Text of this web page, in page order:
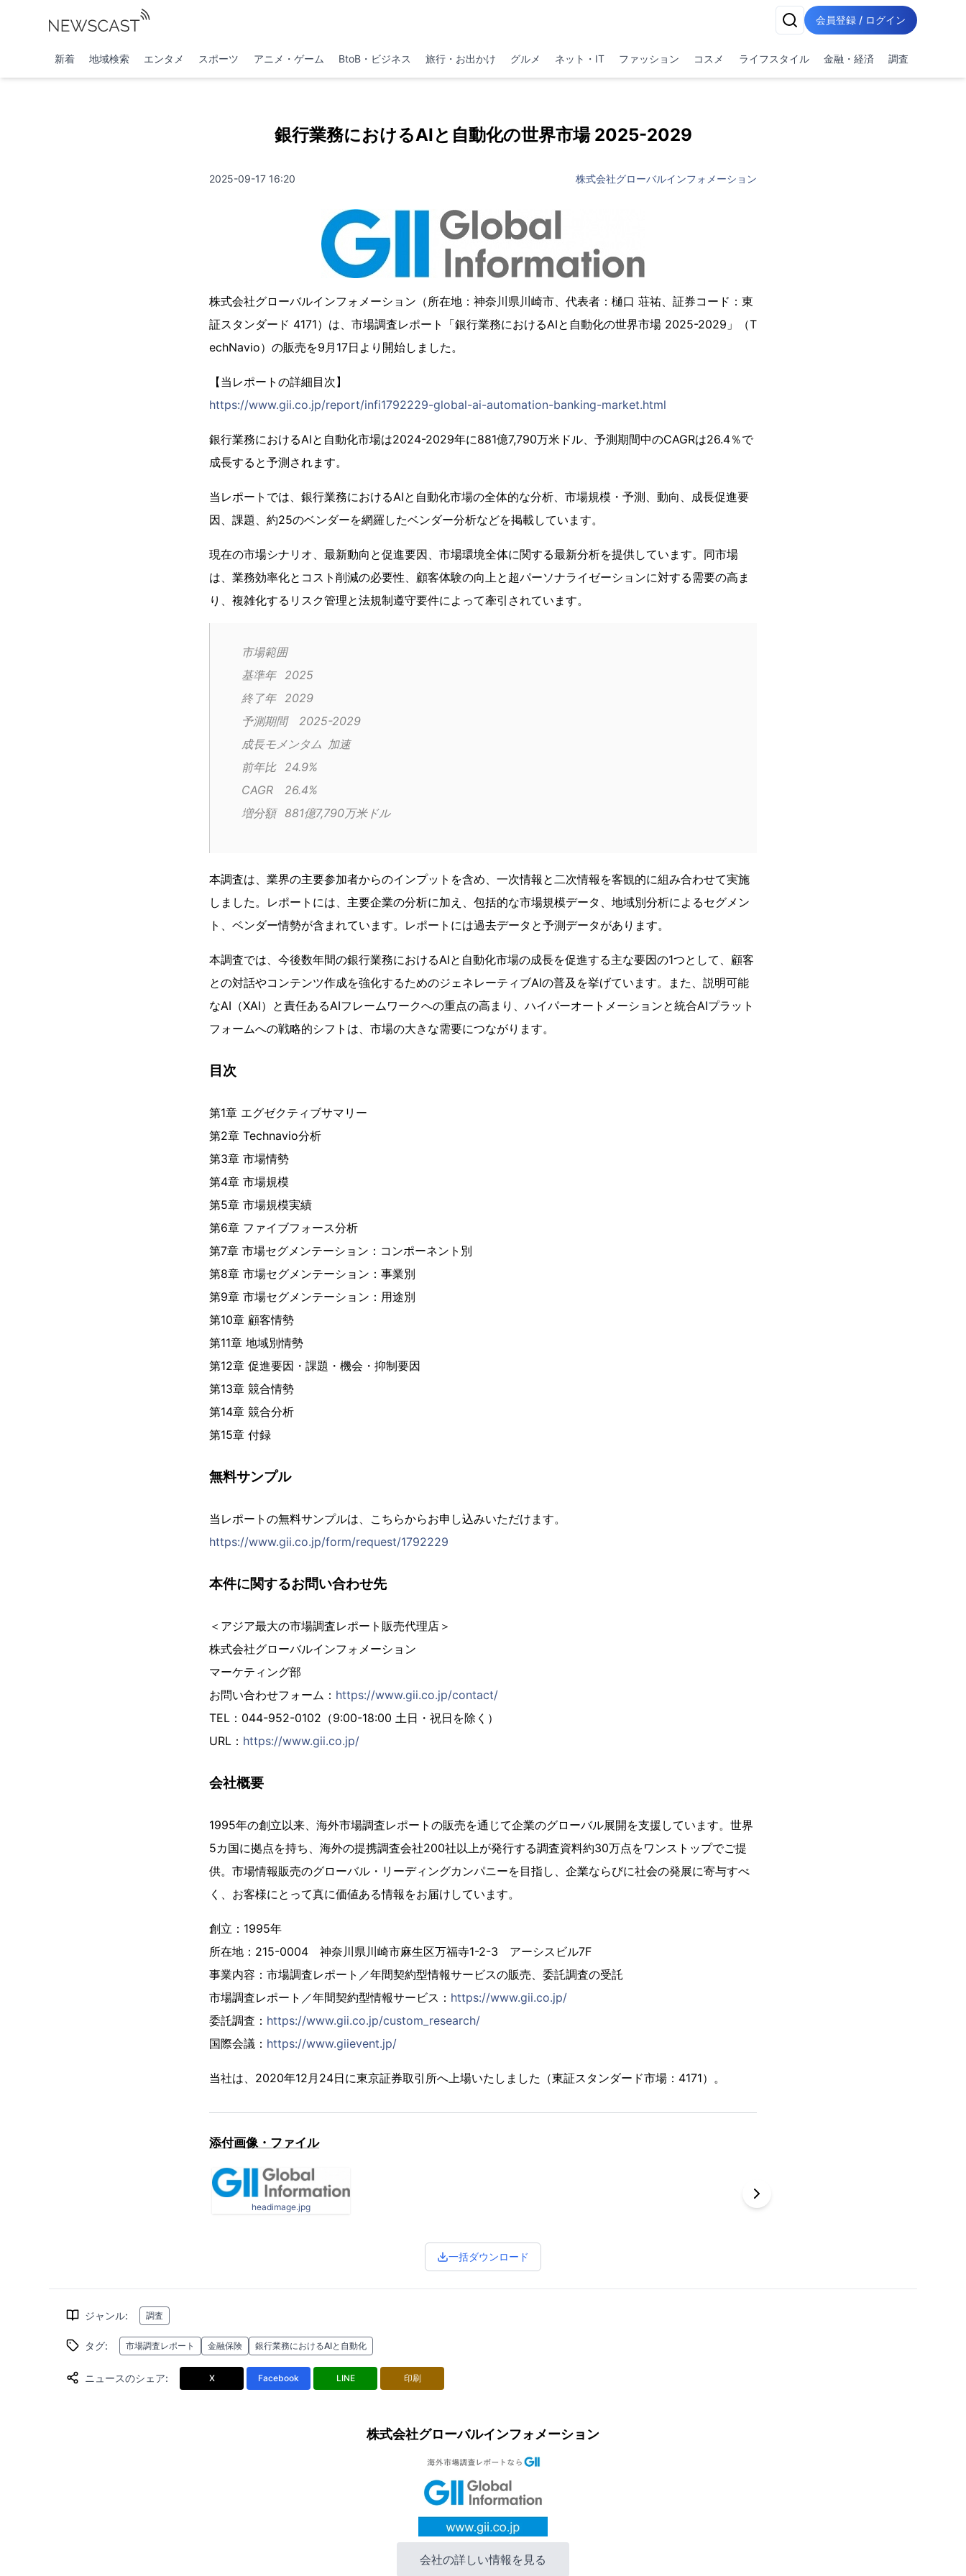
会員登録 / ログイン
新着 地域検索 エンタメ スポーツ アニメ・ゲーム BtoB・ビジネス 旅行・お出かけ グルメ ネット・IT ファッション コスメ ライフスタイル 金融・経済 調査
銀行業務におけるAIと自動化の世界市場 2025-2029
2025-09-17 16:20 株式会社グローバルインフォメーション
株式会社グローバルインフォメーション（所在地：神奈川県川崎市、代表者：樋口 荘祐、証券コード：東
証スタンダード 4171）は、市場調査レポート「銀行業務におけるAIと自動化の世界市場 2025-2029」（T
echNavio）の販売を9月17日より開始しました。
【当レポートの詳細目次】
https://www.gii.co.jp/report/infi1792229-global-ai-automation-banking-market.html
銀行業務におけるAIと自動化市場は2024-2029年に881億7,790万米ドル、予測期間中のCAGRは26.4％で
成長すると予測されます。
当レポートでは、銀行業務におけるAIと自動化市場の全体的な分析、市場規模・予測、動向、成長促進要
因、課題、約25のベンダーを網羅したベンダー分析などを掲載しています。
現在の市場シナリオ、最新動向と促進要因、市場環境全体に関する最新分析を提供しています。同市場
は、業務効率化とコスト削減の必要性、顧客体験の向上と超パーソナライゼーションに対する需要の高ま
り、複雑化するリスク管理と法規制遵守要件によって牽引されています。
市場範囲
基準年	2025
終了年	2029
予測期間	2025-2029
成長モメンタム	加速
前年比	24.9%
CAGR	26.4%
増分額	881億7,790万米ドル
本調査は、業界の主要参加者からのインプットを含め、一次情報と二次情報を客観的に組み合わせて実施
しました。レポートには、主要企業の分析に加え、包括的な市場規模データ、地域別分析によるセグメン
ト、ベンダー情勢が含まれています。レポートには過去データと予測データがあります。
本調査では、今後数年間の銀行業務におけるAIと自動化市場の成長を促進する主な要因の1つとして、顧客
との対話やコンテンツ作成を強化するためのジェネレーティブAIの普及を挙げています。また、説明可能
なAI（XAI）と責任あるAIフレームワークへの重点の高まり、ハイパーオートメーションと統合AIプラット
フォームへの戦略的シフトは、市場の大きな需要につながります。
目次
第1章 エグゼクティブサマリー
第2章 Technavio分析
第3章 市場情勢
第4章 市場規模
第5章 市場規模実績
第6章 ファイブフォース分析
第7章 市場セグメンテーション：コンポーネント別
第8章 市場セグメンテーション：事業別
第9章 市場セグメンテーション：用途別
第10章 顧客情勢
第11章 地域別情勢
第12章 促進要因・課題・機会・抑制要因
第13章 競合情勢
第14章 競合分析
第15章 付録
無料サンプル
当レポートの無料サンプルは、こちらからお申し込みいただけます。
https://www.gii.co.jp/form/request/1792229
本件に関するお問い合わせ先
＜アジア最大の市場調査レポート販売代理店＞
株式会社グローバルインフォメーション
マーケティング部
お問い合わせフォーム： https://www.gii.co.jp/contact/
TEL：044-952-0102（9:00-18:00 土日・祝日を除く）
URL： https://www.gii.co.jp/
会社概要
1995年の創立以来、海外市場調査レポートの販売を通じて企業のグローバル展開を支援しています。世界
5カ国に拠点を持ち、海外の提携調査会社200社以上が発行する調査資料約30万点をワンストップでご提
供。市場情報販売のグローバル・リーディングカンパニーを目指し、企業ならびに社会の発展に寄与すべ
く、お客様にとって真に価値ある情報をお届けしています。
創立：1995年
所在地：215-0004 神奈川県川崎市麻生区万福寺1-2-3 アーシスビル7F
事業内容：市場調査レポート／年間契約型情報サービスの販売、委託調査の受託
市場調査レポート／年間契約型情報サービス： https://www.gii.co.jp/
委託調査： https://www.gii.co.jp/custom_research/
国際会議： https://www.giievent.jp/
当社は、2020年12月24日に東京証券取引所へ上場いたしました（東証スタンダード市場：4171）。
添付画像・ファイル
headimage.jpg
一括ダウンロード
ジャンル: 調査
タグ: 市場調査レポート 金融保険 銀行業務におけるAIと自動化
ニュースのシェア: X Facebook LINE 印刷
株式会社グローバルインフォメーション
会社の詳しい情報を見る